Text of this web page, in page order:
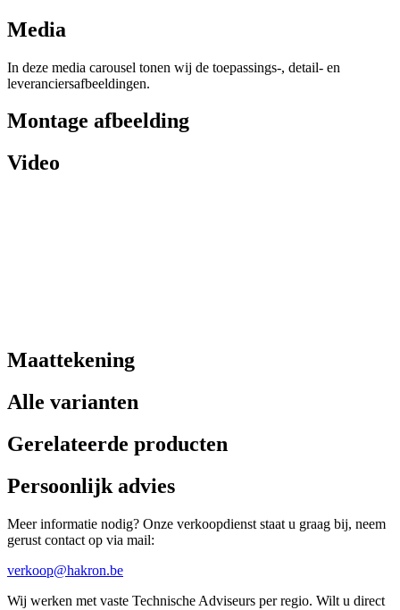
Media
In deze media carousel tonen wij de toepassings-, detail- en
leveranciersafbeeldingen.
Montage afbeelding
Video
Maattekening
Alle varianten
Gerelateerde producten
Persoonlijk advies
Meer informatie nodig? Onze verkoopdienst staat u graag bij, neem
gerust contact op via mail:
verkoop@hakron.be
Wij werken met vaste Technische Adviseurs per regio. Wilt u direct